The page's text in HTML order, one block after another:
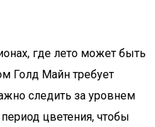
где лето может быть
Голд Майн требует
следить за уровнем
цветения, чтобы